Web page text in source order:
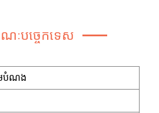
ៈបច្ចេកទេស
មបំណង